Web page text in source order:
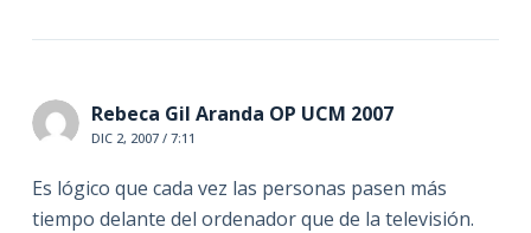
Rebeca Gil Aranda OP UCM 2007
DIC 2, 2007 / 7:11
Es lógico que cada vez las personas pasen más
tiempo delante del ordenador que de la televisión.